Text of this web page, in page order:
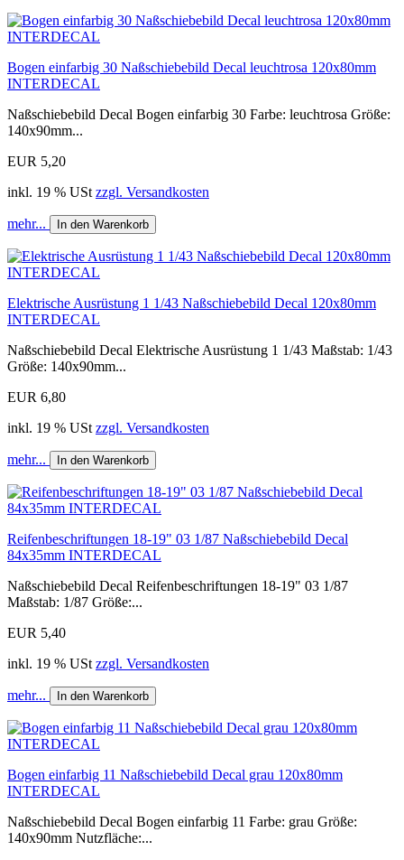
Bogen einfarbig 30 Naßschiebebild Decal leuchtrosa 120x80mm
INTERDECAL
Naßschiebebild Decal Bogen einfarbig 30 Farbe: leuchtrosa Größe:
140x90mm...
EUR 5,20
inkl. 19 % USt zzgl. Versandkosten
mehr... In den Warenkorb
Elektrische Ausrüstung 1 1/43 Naßschiebebild Decal 120x80mm
INTERDECAL
Naßschiebebild Decal Elektrische Ausrüstung 1 1/43 Maßstab: 1/43
Größe: 140x90mm...
EUR 6,80
inkl. 19 % USt zzgl. Versandkosten
mehr... In den Warenkorb
Reifenbeschriftungen 18-19" 03 1/87 Naßschiebebild Decal
84x35mm INTERDECAL
Naßschiebebild Decal Reifenbeschriftungen 18-19" 03 1/87
Maßstab: 1/87 Größe:...
EUR 5,40
inkl. 19 % USt zzgl. Versandkosten
mehr... In den Warenkorb
Bogen einfarbig 11 Naßschiebebild Decal grau 120x80mm
INTERDECAL
Naßschiebebild Decal Bogen einfarbig 11 Farbe: grau Größe:
140x90mm Nutzfläche:...